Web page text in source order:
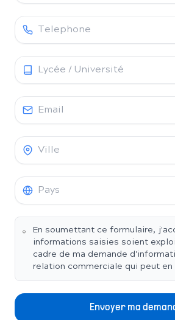
En soumettant ce formulaire,
informations saisies soient
cadre de ma demande
relation commerciale qui peut en
Envoyer ma